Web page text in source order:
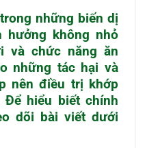
những biến dị
hưởng không nhỏ
và chức năng ăn
những tác hại và
nên điều trị khớp
hiểu biết chính
dõi bài viết dưới